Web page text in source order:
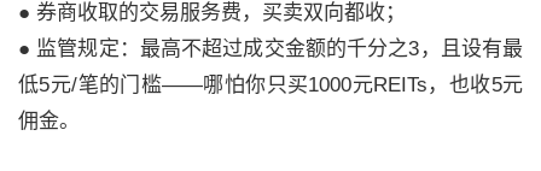
● 券商收取的交易服务费，买卖双向都收；
● 监管规定：最高不超过成交金额的千分之3，且设有最
低5元/笔的门槛——哪怕你只买1000元REITs，也收5元
佣金。